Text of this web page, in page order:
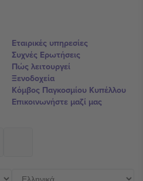
Εταιρικές υπηρεσίες
Συχνές Ερωτήσεις
Πώς λειτουργεί
Ξενοδοχεία
Κόμβος Παγκοσμίου Κυπέλλου
Επικοινωνήστε μαζί μας